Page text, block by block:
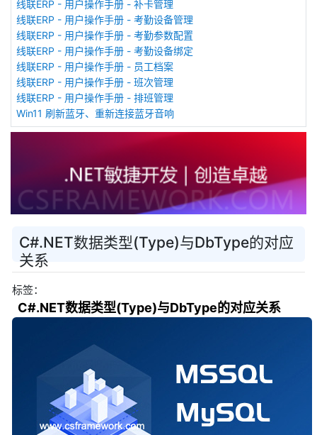
线联ERP - 用户操作手册 - 补卡管理
线联ERP - 用户操作手册 - 考勤设备管理
线联ERP - 用户操作手册 - 考勤参数配置
线联ERP - 用户操作手册 - 考勤设备绑定
线联ERP - 用户操作手册 - 员工档案
线联ERP - 用户操作手册 - 班次管理
线联ERP - 用户操作手册 - 排班管理
Win11 刷新蓝牙、重新连接蓝牙音响
C#.NET数据类型(Type)与DbType的对应
关系
标签：
C#.NET数据类型(Type)与DbType的对应关系